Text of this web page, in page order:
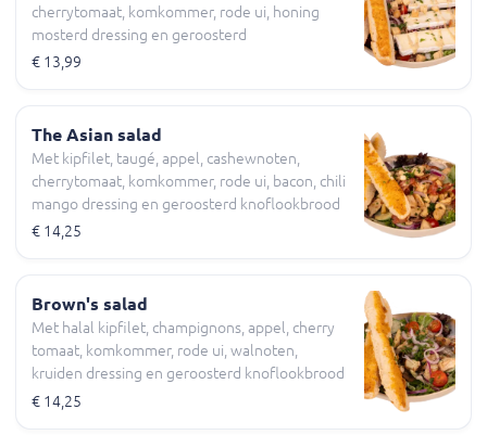
cherrytomaat, komkommer, rode ui, honing
mosterd dressing en geroosterd
knoflookbrood
€ 13,99
The Asian salad
Met kipfilet, taugé, appel, cashewnoten,
cherrytomaat, komkommer, rode ui, bacon, chili
mango dressing en geroosterd knoflookbrood
€ 14,25
Brown's salad
Met halal kipfilet, champignons, appel, cherry
tomaat, komkommer, rode ui, walnoten,
kruiden dressing en geroosterd knoflookbrood
€ 14,25